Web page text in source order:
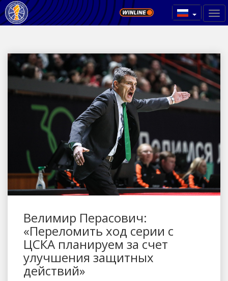
Велимир Перасович:
«Переломить ход серии с
ЦСКА планируем за счет
улучшения защитных
действий»